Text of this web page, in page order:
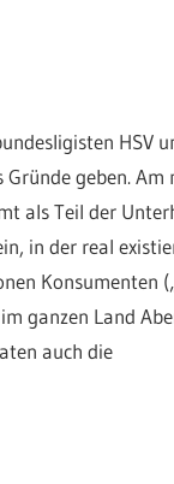
HSV
geben.
als Teil der
in der real
Konsumenten
ganzen Land
auch die